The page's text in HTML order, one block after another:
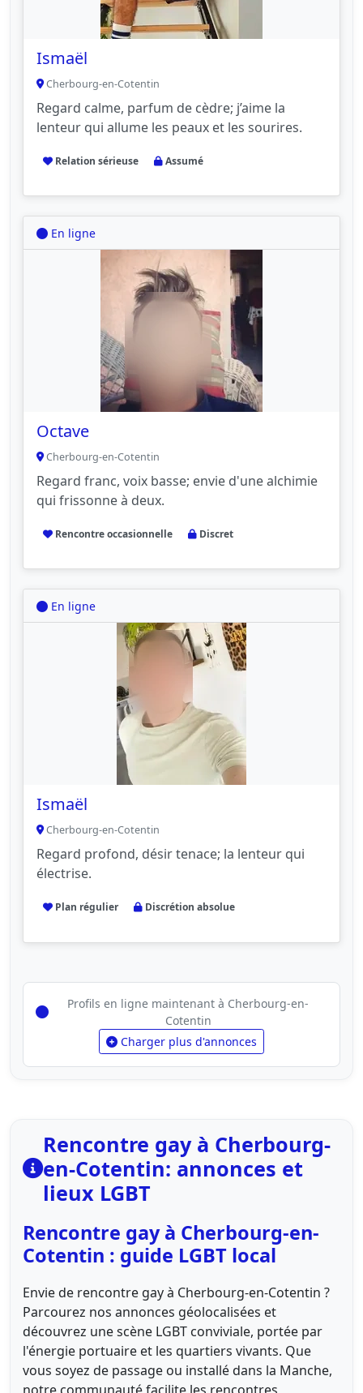
Ismaël
Cherbourg-en-Cotentin
Regard calme, parfum de cèdre; j’aime la
lenteur qui allume les peaux et les sourires.
Relation sérieuse Assumé
En ligne
Octave
Cherbourg-en-Cotentin
Regard franc, voix basse; envie d'une alchimie
qui frissonne à deux.
Rencontre occasionnelle Discret
En ligne
Ismaël
Cherbourg-en-Cotentin
Regard profond, désir tenace; la lenteur qui
électrise.
Plan régulier Discrétion absolue
Profils en ligne maintenant à Cherbourg-en-
Cotentin
Charger plus d'annonces
Rencontre gay à Cherbourg-
en-Cotentin: annonces et
lieux LGBT
Rencontre gay à Cherbourg-en-
Cotentin : guide LGBT local
Envie de rencontre gay à Cherbourg-en-Cotentin ?
Parcourez nos annonces géolocalisées et
découvrez une scène LGBT conviviale, portée par
l'énergie portuaire et les quartiers vivants. Que
vous soyez de passage ou installé dans la Manche,
notre communauté facilite les rencontres